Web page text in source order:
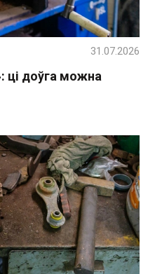
ці доўга можна
31.07.2026